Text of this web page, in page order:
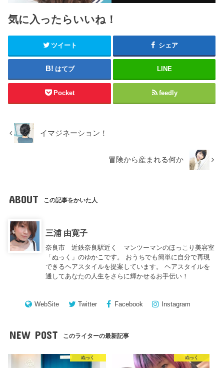
気に入ったらいいね！
ツイート シェア
はてブ LINE
Pocket feedly
イマジネーション！
冒険から産まれる何か
ABOUT この記事をかいた人
三浦 由寛子
奈良市 近鉄奈良駅近く マンツーマンのほっこり美容室
「ぬっく」のゆかこです。 おうちでも簡単に自分で再現
できるヘアスタイルを提案しています。 ヘアスタイルを
通してあなたの人生をさらに輝かせるお手伝い！
WebSite Twitter Facebook Instagram
NEW POST このライターの最新記事
ぬっく ぬっく